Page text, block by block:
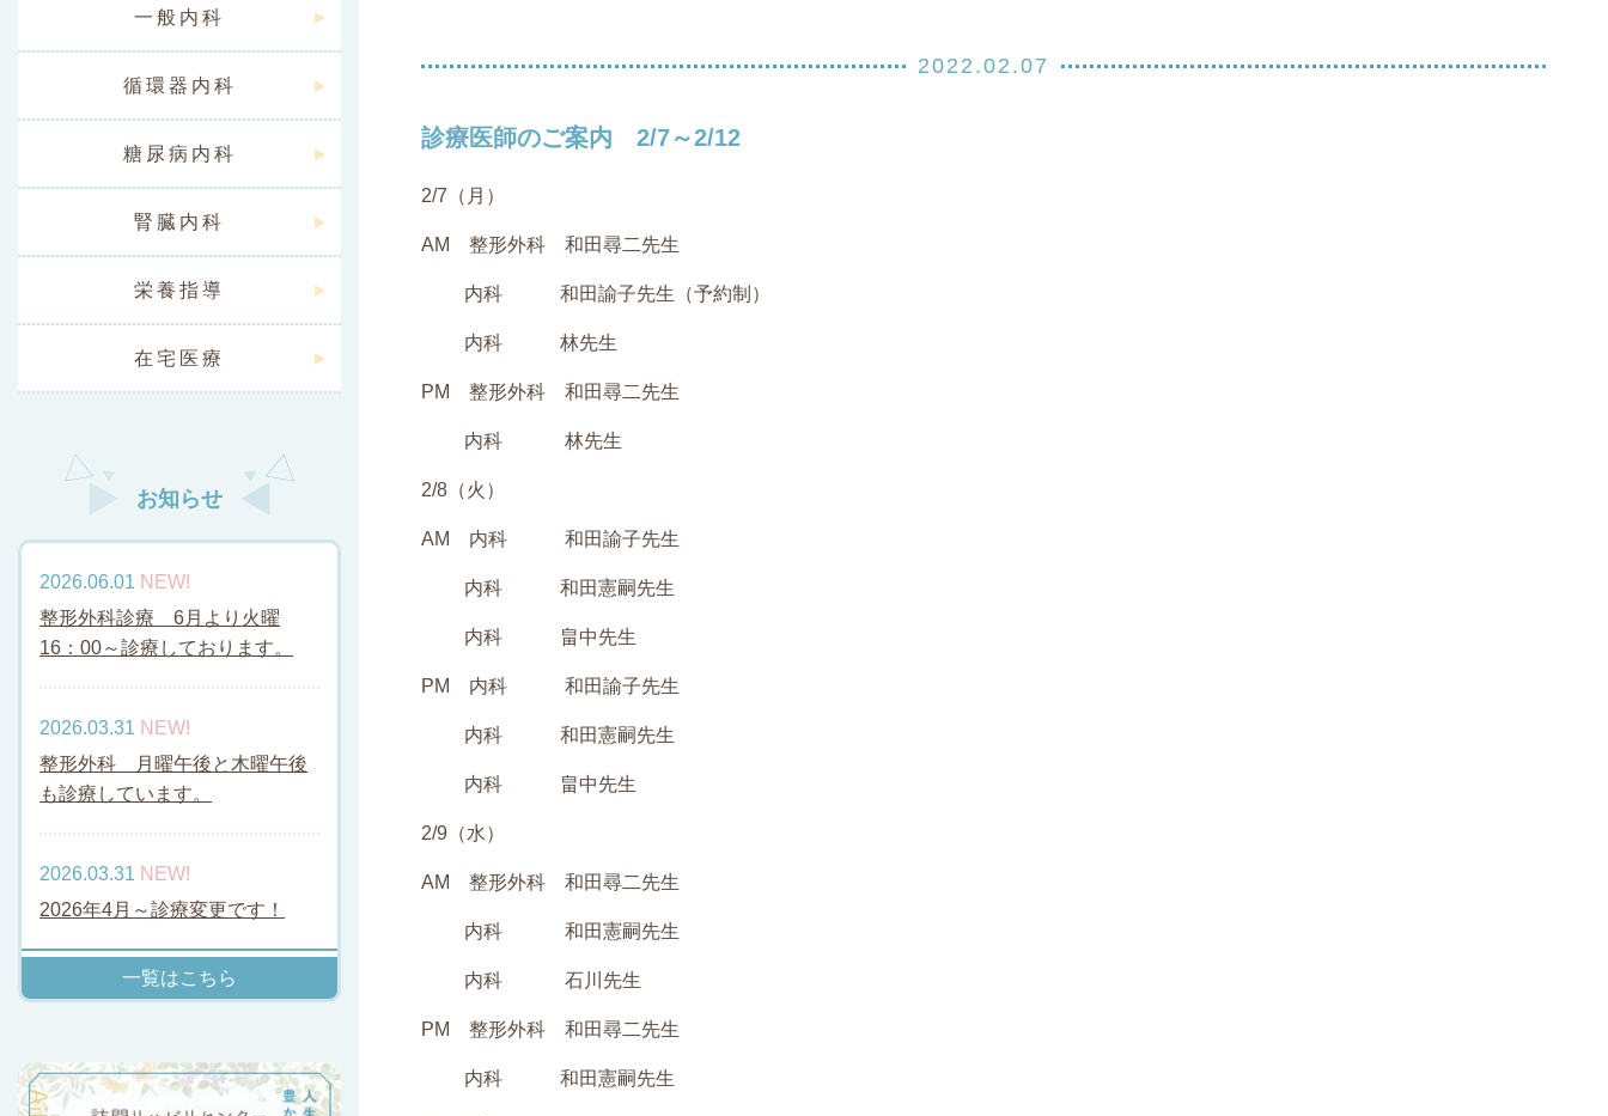
2022.02.07
診療医師のご案内 2/7～2/12
2/7（月）
AM 整形外科 和田尋二先生
内科 和田諭子先生（予約制）
内科 林先生
PM 整形外科 和田尋二先生
内科 林先生
2/8（火）
AM 内科 和田諭子先生
内科 和田憲嗣先生
内科 畠中先生
PM 内科 和田諭子先生
内科 和田憲嗣先生
内科 畠中先生
2/9（水）
AM 整形外科 和田尋二先生
内科 和田憲嗣先生
内科 石川先生
PM 整形外科 和田尋二先生
内科 和田憲嗣先生
一般内科
循環器内科
糖尿病内科
腎臓内科
栄養指導
在宅医療
お知らせ
2026.06.01 NEW!
整形外科診療 6月より火曜
16：00～診療しております。
2026.03.31 NEW!
整形外科 月曜午後と木曜午後
も診療しています。
2026.03.31 NEW!
2026年4月～診療変更です！
一覧はこちら